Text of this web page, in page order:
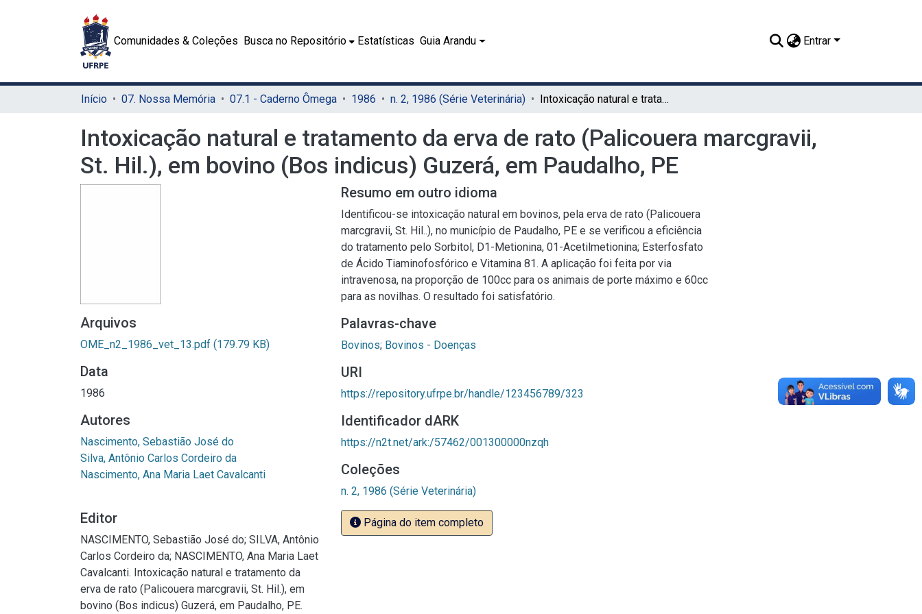
Comunidades & Coleções Busca no Repositório Estatísticas Guia Arandu Entrar
Início 07. Nossa Memória 07.1 - Caderno Ômega 1986 n. 2, 1986 (Série Veterinária) Intoxicação natural e tratamento da erva de rato (Palicouera marcgravii, St. Hil.), em bovino (Bos indicus) Guzerá, em Paudalho, PE
Intoxicação natural e tratamento da erva de rato (Palicouera marcgravii,
St. Hil.), em bovino (Bos indicus) Guzerá, em Paudalho, PE
Arquivos
OME_n2_1986_vet_13.pdf (179.79 KB)
Data
1986
Autores
Nascimento, Sebastião José do
Silva, Antônio Carlos Cordeiro da
Nascimento, Ana Maria Laet Cavalcanti
Editor
NASCIMENTO, Sebastião José do; SILVA, Antônio
Carlos Cordeiro da; NASCIMENTO, Ana Maria Laet
Cavalcanti. Intoxicação natural e tratamento da
erva de rato (Palicouera marcgravii, St. Hil.), em
bovino (Bos indicus) Guzerá, em Paudalho, PE.
Resumo em outro idioma
Identificou-se intoxicação natural em bovinos, pela erva de rato (Palicouera
marcgravii, St. Hil..), no município de Paudalho, PE e se verificou a eficiência
do tratamento pelo Sorbitol, D1-Metionina, 01-Acetilmetionina; Esterfosfato
de Ácido Tiaminofosfórico e Vitamina 81. A aplicação foi feita por via
intravenosa, na proporção de 100cc para os animais de porte máximo e 60cc
para as novilhas. O resultado foi satisfatório.
Palavras-chave
Bovinos; Bovinos - Doenças
URI
https://repository.ufrpe.br/handle/123456789/323
Identificador dARK
https://n2t.net/ark:/57462/001300000nzqh
Coleções
n. 2, 1986 (Série Veterinária)
Página do item completo